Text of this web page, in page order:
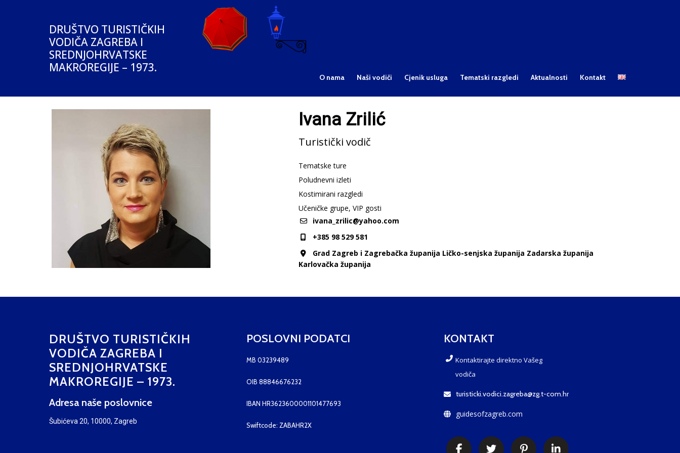
DRUŠTVO TURISTIČKIH
VODIČA ZAGREBA I
SREDNJOHRVATSKE
MAKROREGIJE – 1973.
O nama Naši vodiči Cjenik usluga Tematski razgledi Aktualnosti Kontakt
Ivana Zrilić
Turistički vodič
Tematske ture
Poludnevni izleti
Kostimirani razgledi
Učeničke grupe, VIP gosti
ivana_zrilic@yahoo.com
+385 98 529 581
Grad Zagreb i Zagrebačka županija Ličko-senjska županija Zadarska županija
Karlovačka županija
DRUŠTVO TURISTIČKIH
VODIČA ZAGREBA I
SREDNJOHRVATSKE
MAKROREGIJE – 1973.
Adresa naše poslovnice
Šubićeva 20, 10000, Zagreb
POSLOVNI PODATCI
MB 03239489
OIB 88846676232
IBAN HR3623600001101477693
Swiftcode: ZABAHR2X
KONTAKT
Kontaktirajte direktno Vašeg
vodiča
turisticki.vodici.zagreba@zg.t-com.hr
guidesofzagreb.com